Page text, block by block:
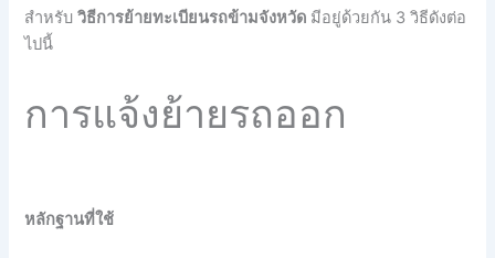
สำหรับวิธีการย้ายทะเบียนรถข้ามจังหวัด มีอยู่ด้วยกัน 3 วิธีดังต่อ
ไปนี้
การแจ้งย้ายรถออก
หลักฐานที่ใช้